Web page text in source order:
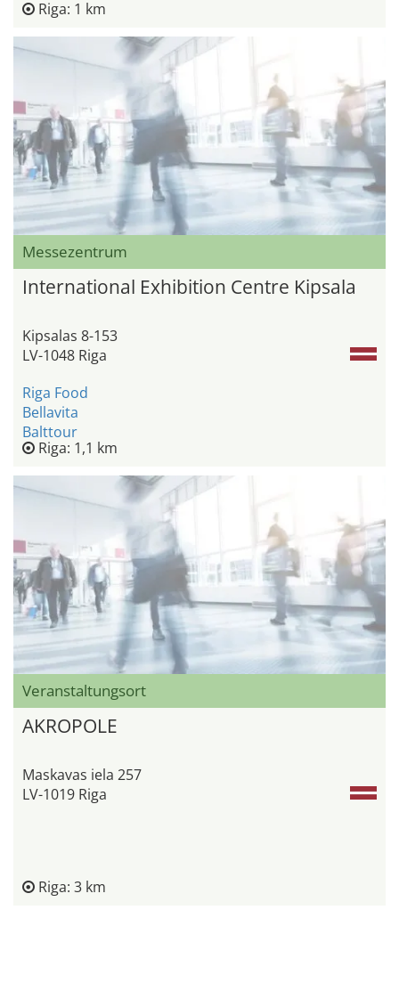
Riga: 1 km
Messezentrum
International Exhibition Centre Kipsala
Kipsalas 8-153
LV-1048 Riga
Riga Food
Bellavita
Balttour
Riga: 1,1 km
Veranstaltungsort
AKROPOLE
Maskavas iela 257
LV-1019 Riga
Riga: 3 km